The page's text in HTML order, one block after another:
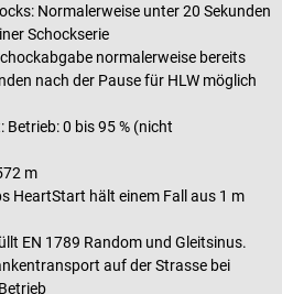
Normalerweise unter 20 Sekunden
Schockserie
normalerweise bereits
nach der Pause für HLW möglich
0 bis 95 % (nicht
m
HeartStart hält einem Fall aus 1 m
EN 1789 Random und Gleitsinus.
auf der Strasse bei